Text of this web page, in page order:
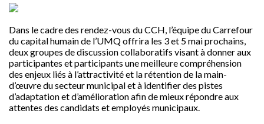
Dans le cadre des rendez-vous du CCH, l’équipe du Carrefour
du capital humain de l’UMQ offrira les 3 et 5 mai prochains,
deux groupes de discussion collaboratifs visant à donner aux
participantes et participants une meilleure compréhension
des enjeux liés à l’attractivité et la rétention de la main-
d’œuvre du secteur municipal et à identifier des pistes
d’adaptation et d’amélioration afin de mieux répondre aux
attentes des candidats et employés municipaux.